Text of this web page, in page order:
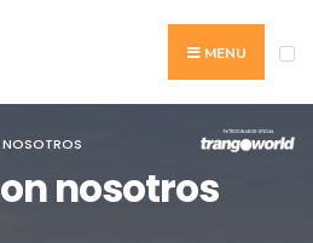
MENU
nosotros